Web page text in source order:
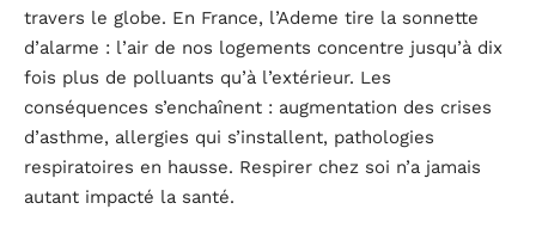
travers le globe. En France, l’Ademe tire la sonnette
d’alarme : l’air de nos logements concentre jusqu’à dix
fois plus de polluants qu’à l’extérieur. Les
conséquences s’enchaînent : augmentation des crises
d’asthme, allergies qui s’installent, pathologies
respiratoires en hausse. Respirer chez soi n’a jamais
autant impacté la santé.